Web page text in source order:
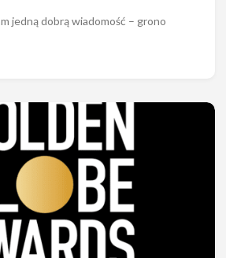
jedną dobrą wiadomość – grono